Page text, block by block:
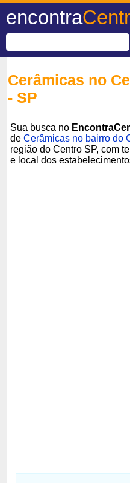
encontra
Cerâmicas no
- SP
Sua busca no
deCerâmicas no bairro do
região do Centro SP, com
e local dos